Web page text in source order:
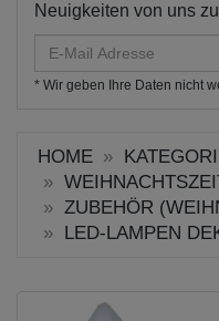
Neuigkeiten von uns
Mail
Adresse
* Wir geben Ihre Daten nicht
HOME
ZUBEHÖR
LED-LAMPEN